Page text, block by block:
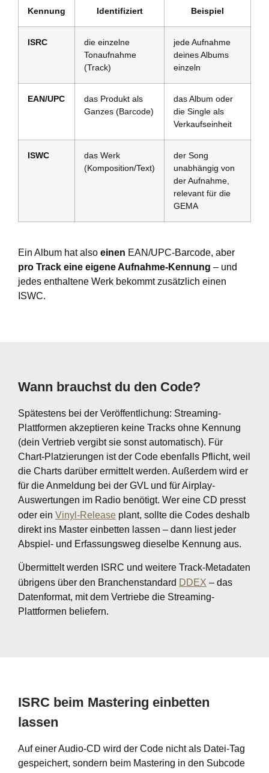
Kennung Identifiziert Beispiel
ISRC
die einzelne
Tonaufnahme
(Track)
jede Aufnahme
deines Albums
einzeln
EAN/UPC
das Produkt als
Ganzes (Barcode)
das Album oder
die Single als
Verkaufseinheit
ISWC
das Werk
(Komposition/Text)
der Song
unabhängig von
der Aufnahme,
relevant für die
GEMA
Ein Album hat also einen EAN/UPC-Barcode, aber
pro Track eine eigene Aufnahme-Kennung – und
jedes enthaltene Werk bekommt zusätzlich einen
ISWC.
Wann brauchst du den Code?
Spätestens bei der Veröffentlichung: Streaming-
Plattformen akzeptieren keine Tracks ohne Kennung
(dein Vertrieb vergibt sie sonst automatisch). Für
Chart-Platzierungen ist der Code ebenfalls Pflicht, weil
die Charts darüber ermittelt werden. Außerdem wird er
für die Anmeldung bei der GVL und für Airplay-
Auswertungen im Radio benötigt. Wer eine CD presst
oder ein Vinyl-Release plant, sollte die Codes deshalb
direkt ins Master einbetten lassen – dann liest jeder
Abspiel- und Erfassungsweg dieselbe Kennung aus.
Übermittelt werden ISRC und weitere Track-Metadaten
übrigens über den Branchenstandard DDEX – das
Datenformat, mit dem Vertriebe die Streaming-
Plattformen beliefern.
ISRC beim Mastering einbetten
lassen
Auf einer Audio-CD wird der Code nicht als Datei-Tag
gespeichert, sondern beim Mastering in den Subcode